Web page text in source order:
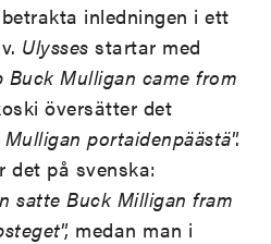
inledningen i ett
Ulysses startar med
Buck Mulligan came from
översätter det
portaidenpäästä”.
det på svenska:
satte Buck Milligan fram
”, medan man i